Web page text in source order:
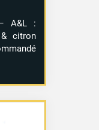
A&L :
citron